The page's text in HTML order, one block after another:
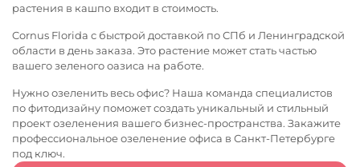
растения в кашпо входит в стоимость.
Cornus Florida с быстрой доставкой по СПб и Ленинградской
области в день заказа. Это растение может стать частью
вашего зеленого оазиса на работе.
Нужно озеленить весь офис? Наша команда специалистов
по фитодизайну поможет создать уникальный и стильный
проект озеленения вашего бизнес-пространства. Закажите
профессиональноеозеленение офиса в Санкт-Петербурге
под ключ.